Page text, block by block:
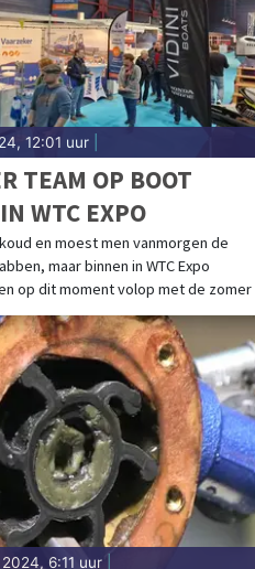
12:01 uur|
TEAM OP BOOT
WTC EXPO
en moest men vanmorgen de
maar binnen in WTC Expo
op dit moment volop met de zomer
6:11 uur|